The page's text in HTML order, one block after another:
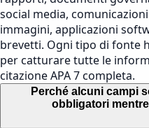
social media,
immagini, applicazioni
brevetti. Ogni tipo di fonte
per catturare tutte le
citazione APA 7 completa.
Perché alcuni campi
obbligatori